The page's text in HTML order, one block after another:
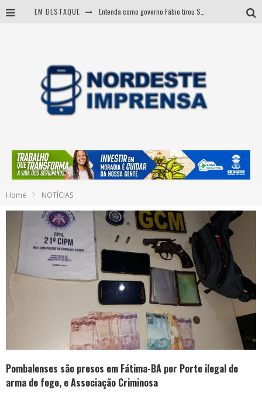
EM DESTAQUE
Sergipe: operação mira grupo suspeito de comandar crimes de dentro de presídio
Home NOTÍCIAS
Pombalenses são presos em Fátima-BA por Porte ilegal de
arma de fogo, e Associação Criminosa